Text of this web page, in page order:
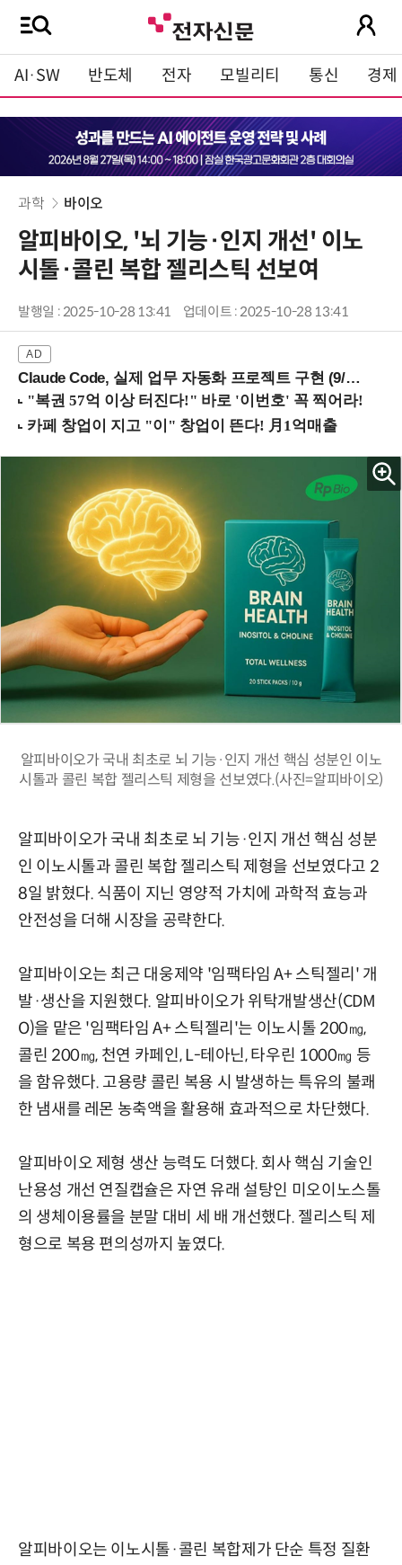
AI·SW 반도체 전자 모빌리티 통신 경제
과학 바이오
알피바이오, '뇌 기능·인지 개선' 이노
시톨·콜린 복합 젤리스틱 선보여
발행일 : 2025-10-28 13:41 업데이트 : 2025-10-28 13:41
Claude Code, 실제 업무 자동화 프로젝트 구현 (9/16 ~17 강남역)
알피바이오가 국내 최초로 뇌 기능·인지 개선 핵심 성분인 이노
시톨과 콜린 복합 젤리스틱 제형을 선보였다.(사진=알피바이오)
알피바이오가 국내 최초로 뇌 기능·인지 개선 핵심 성분
인 이노시톨과 콜린 복합 젤리스틱 제형을 선보였다고 2
8일 밝혔다. 식품이 지닌 영양적 가치에 과학적 효능과
안전성을 더해 시장을 공략한다.
알피바이오는 최근 대웅제약 '임팩타임 A+ 스틱젤리' 개
발·생산을 지원했다. 알피바이오가 위탁개발생산(CDM
O)을 맡은 '임팩타임 A+ 스틱젤리'는 이노시톨 200㎎,
콜린 200㎎, 천연 카페인, L-테아닌, 타우린 1000㎎ 등
을 함유했다. 고용량 콜린 복용 시 발생하는 특유의 불쾌
한 냄새를 레몬 농축액을 활용해 효과적으로 차단했다.
알피바이오 제형 생산 능력도 더했다. 회사 핵심 기술인
난용성 개선 연질캡슐은 자연 유래 설탕인 미오이노스톨
의 생체이용률을 분말 대비 세 배 개선했다. 젤리스틱 제
형으로 복용 편의성까지 높였다.
알피바이오는 이노시톨·콜린 복합제가 단순 특정 질환